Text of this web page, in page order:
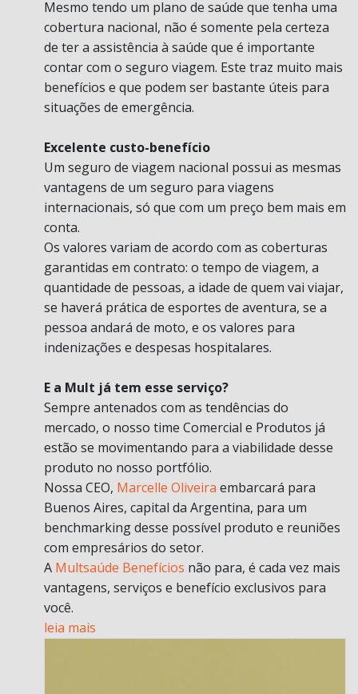
Mesmo tendo um plano de saúde que tenha uma
cobertura nacional, não é somente pela certeza
de ter a assistência à saúde que é importante
contar com o seguro viagem. Este traz muito mais
benefícios e que podem ser bastante úteis para
situações de emergência.
Excelente custo-benefício
Um seguro de viagem nacional possui as mesmas
vantagens de um seguro para viagens
internacionais, só que com um preço bem mais em
conta.
Os valores variam de acordo com as coberturas
garantidas em contrato: o tempo de viagem, a
quantidade de pessoas, a idade de quem vai viajar,
se haverá prática de esportes de aventura, se a
pessoa andará de moto, e os valores para
indenizações e despesas hospitalares.
E a Mult já tem esse serviço?
Sempre antenados com as tendências do
mercado, o nosso time Comercial e Produtos já
estão se movimentando para a viabilidade desse
produto no nosso portfólio.
Nossa CEO, Marcelle Oliveira embarcará para
Buenos Aires, capital da Argentina, para um
benchmarking desse possível produto e reuniões
com empresários do setor.
A Multsaúde Benefícios não para, é cada vez mais
vantagens, serviços e benefício exclusivos para
você.
leia mais